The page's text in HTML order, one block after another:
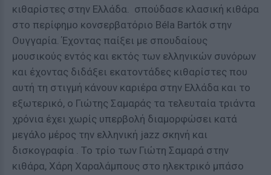
κιθαρίστες στην Ελλάδα. σπούδασε κλασική κιθάρα
στο περίφημο κονσερβατόριο Béla Bartók στην
Ουγγαρία. Έχοντας παίξει με σπουδαίους
μουσικούς εντός και εκτός των ελληνικών συνόρων
και έχοντας διδάξει εκατοντάδες κιθαρίστες που
αυτή τη στιγμή κάνουν καριέρα στην Ελλάδα και το
εξωτερικό, ο Γιώτης Σαμαράς τα τελευταία τριάντα
χρόνια έχει χωρίς υπερβολή διαμορφώσει κατά
μεγάλο μέρος την ελληνική jazz σκηνή και
δισκογραφία . Το τρίο των Γιώτη Σαμαρά στην
κιθάρα, Χάρη Χαραλάμπους στο ηλεκτρικό μπάσο